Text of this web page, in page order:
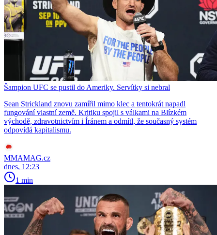
Šampion UFC se pustil do Ameriky. Servítky si nebral
Sean Strickland znovu zamířil mimo klec a tentokrát napadl
fungování vlastní země. Kritiku spojil s válkami na Blízkém
východě, zdravotnictvím i Íránem a odmítl, že současný systém
odpovídá kapitalismu.
MMAMAG.cz
dnes, 12:23
1 min